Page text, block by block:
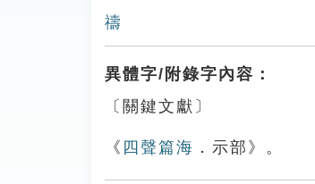
禱
異體字/附錄字內容：
〔關鍵文獻〕
《 四聲篇海 ．示部》。